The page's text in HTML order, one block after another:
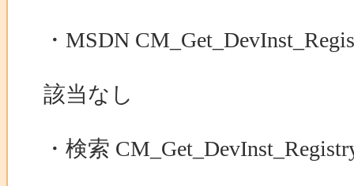
・MSDN
該当なし
・検索